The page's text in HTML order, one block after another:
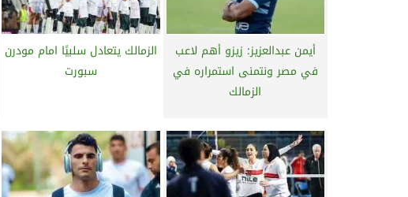
أيمن عبدالعزيز: زيزو أهم لاعب
في مصر ونتمنى استمراره في
الزمالك
الزمالك يتعادل سلبيًا امام مودرن
سبورت